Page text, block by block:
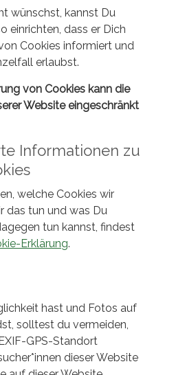
wünschst, kannst Du
einrichten, dass er Dich
Cookies informiert und
erlaubst.
von Cookies kann die
Website eingeschränkt
Informationen zu
welche Cookies wir
das tun und was Du
tun kannst, findest
Erklärung.
hast und Fotos auf
solltest du vermeiden,
GPS-Standort
dieser Website